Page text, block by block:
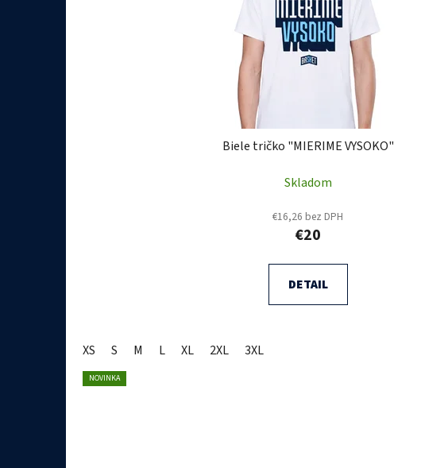
Biele tričko "MIERIME VYSOKO"
Skladom
€16,26 bez DPH
€20
DETAIL
XS S M L XL 2XL 3XL
NOVINKA